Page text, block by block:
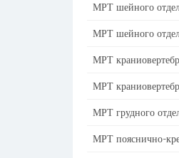
МРТ шейного
МРТ шейного
МРТ
МРТ
МРТ грудного
МРТ пояснично-